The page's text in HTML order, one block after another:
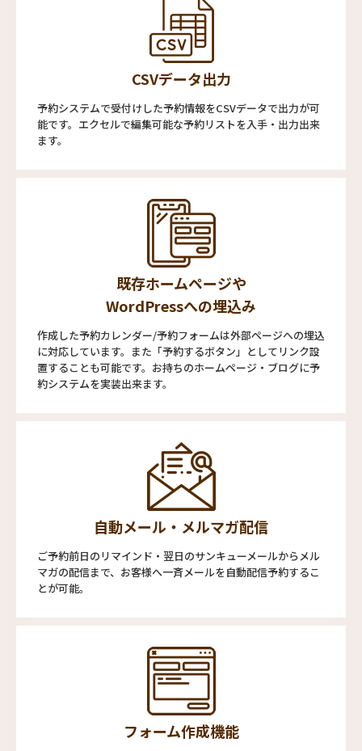
CSVデータ出力
予約システムで受付けした予約情報をCSVデータで出力が可
能です。エクセルで編集可能な予約リストを入手・出力出来
ます。
既存ホームページや
WordPressへの埋込み
作成した予約カレンダー/予約フォームは外部ページへの埋込
に対応しています。また「予約するボタン」としてリンク設
置することも可能です。お持ちのホームページ・ブログに予
約システムを実装出来ます。
自動メール・メルマガ配信
ご予約前日のリマインド・翌日のサンキューメールからメル
マガの配信まで、お客様へ一斉メールを自動配信予約するこ
とが可能。
フォーム作成機能